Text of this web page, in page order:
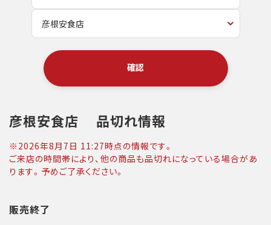
確認
彦根安食店 品切れ情報
※ 2026年8月7日 11:27時点の情報です。
ご来店の時間帯により、他の商品も品切れになっている場合があ
ります。予めご了承ください。
販売終了